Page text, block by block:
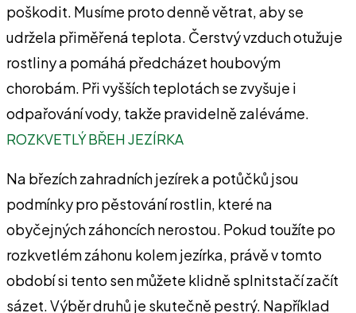
poškodit. Musíme proto denně větrat, aby se
udržela přiměřená teplota. Čerstvý vzduch otužuje
rostliny a pomáhá předcházet houbovým
chorobám. Při vyšších teplotách se zvyšuje i
odpařování vody, takže pravidelně zaléváme.
ROZKVETLÝ BŘEH JEZÍRKA
Na březích zahradních jezírek a potůčků jsou
podmínky pro pěstování rostlin, které na
obyčejných záhoncích nerostou. Pokud toužíte po
rozkvetlém záhonu kolem jezírka, právě v tomto
období si tento sen můžete klidně splnitstačí začít
sázet. Výběr druhů je skutečně pestrý. Například